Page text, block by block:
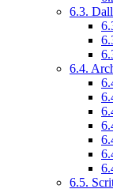
6.3.
6.4.
6.5.